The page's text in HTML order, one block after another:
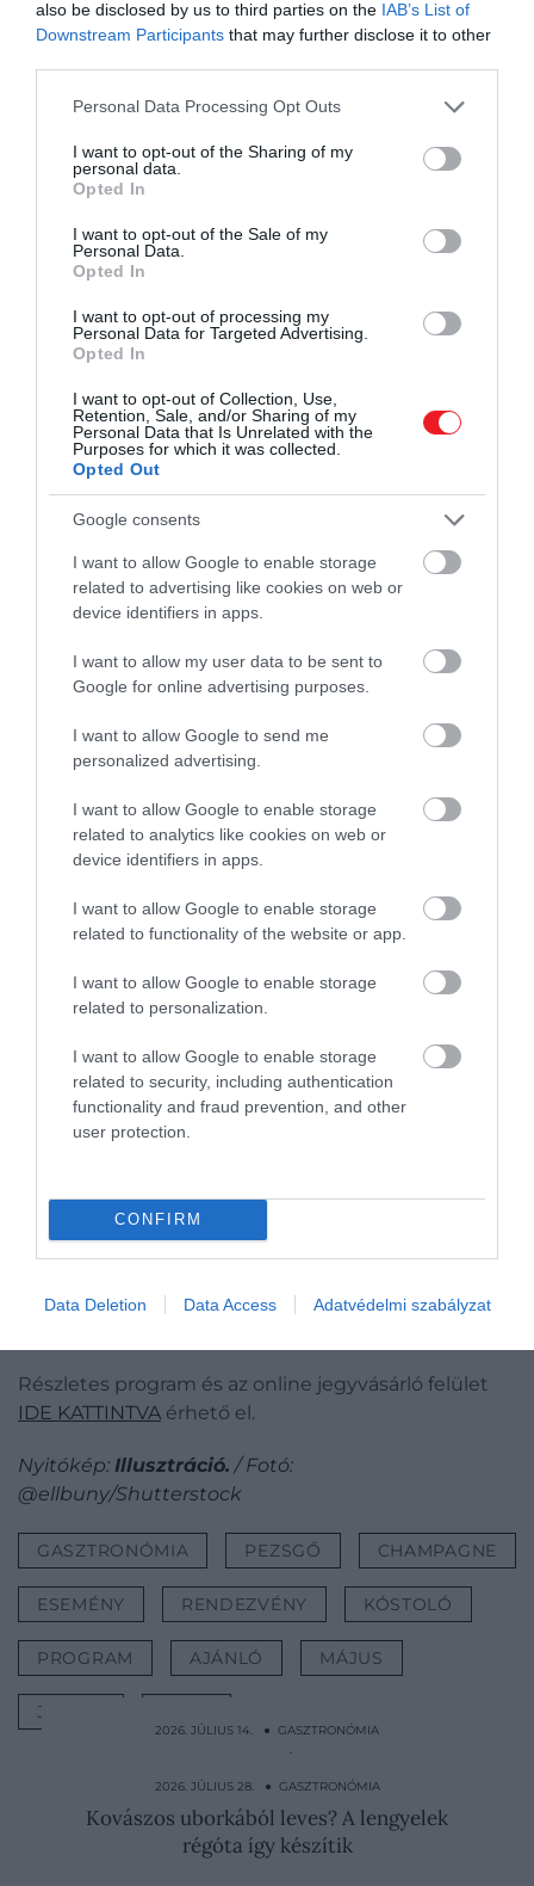
also be disclosed by us to third parties on the IAB’s List of
Downstream Participants that may further disclose it to other
Please note that this website/app uses one or more Google
not limited to your visit or usage behaviour. You may click to
grant or deny consent to Google and its third-party tags to
use your data for below specified purposes in below Google
consent section.
Personal Data Processing Opt Outs
I want to opt-out of the Sharing of my
personal data.
Opted In
I want to opt-out of the Sale of my
Personal Data.
Opted In
I want to opt-out of processing my
Personal Data for Targeted Advertising.
Opted In
I want to opt-out of Collection, Use,
Retention, Sale, and/or Sharing of my
Personal Data that Is Unrelated with the
Purposes for which it was collected.
Opted Out
Google consents
I want to allow Google to enable storage
related to advertising like cookies on web or
device identifiers in apps.
I want to allow my user data to be sent to
Google for online advertising purposes.
I want to allow Google to send me
personalized advertising.
I want to allow Google to enable storage
related to analytics like cookies on web or
device identifiers in apps.
I want to allow Google to enable storage
related to functionality of the website or app.
I want to allow Google to enable storage
related to personalization.
I want to allow Google to enable storage
related to security, including authentication
functionality and fraud prevention, and other
user protection.
CONFIRM
Data Deletion Data Access Adatvédelmi szabályzat
Kolonics pincészet Juhsecco fantázianevű
A kis létszámú kétnapos túra mindazonáltal
panorámás szállás, ízletes helyi falatok, bormúzeumi
látogatás és a semmihez sem fogható somlói terroir
hisszük, hogy nem lehet fokozni az élményt, akkor
jön a meglepetés: a Szent György-hegy Hajnalig
Fesztivál. Minden résztvevő ajándékba megkapja a
szombat este elstartoló Szent György-hegy Hajnalig
Fesztivál belépőjét! Így, aki szeretné és érez
magában még erőt, az egyénileg átmehet oda és
egy fergeteges éjszakával koronázhatja meg a két
napot!
Részletes program és az online jegyvásárló felület
IDE KATTINTVAérhető el.
Vince Borműhely: Katalán cava kóstoló
VIRTU Étterem
Csiklandozó buborékok, spanyol életérzés és egy
Borműhelyen egy igazán különleges estére
készülhetünk. A résztvevők útja ezúttal Katalóniába
találkozásához. A Terroir Club jóvoltából az Eudald
Massana biodinamikus birtok tételeit kóstolhatjuk
végig – egy olyan pincészet pezsgőit és vörösborait,
amiket tíz generáció szeretete és szenvedélye
formál.
mindezt a Budapest legmagasabb épületének
tetején működőVIRTU Étterem
András(Terroir Club) vezeti, aki nemcsak a borokkal,
Részletes program és az online jegyvásárló felület
IDE KATTINTVA érhető el.
Nyitókép: Illusztráció. / Fotó:
@ellbuny/Shutterstock
GASZTRONÓMIA PEZSGŐ CHAMPAGNE
ESEMÉNY RENDEZVÉNY KÓSTOLÓ
PROGRAM AJÁNLÓ MÁJUS
JÚNIUS
2026. JÚLIUS 14. ● GASZTRONÓMIA
Fél évig készül a japán étel, amelyet
fogyasztás előtt…
2026. JÚLIUS 28. ● GASZTRONÓMIA
Kovászos uborkából leves? A lengyelek
régóta így készítik